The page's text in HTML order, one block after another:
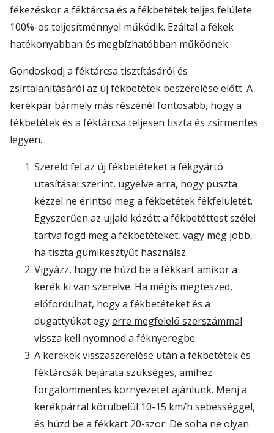
fékezéskor a féktárcsa és a fékbetétek teljes felülete
100%-os teljesítménnyel működik. Ezáltal a fékek
hatékonyabban és megbízhatóbban működnek.
Gondoskodj a féktárcsa tisztításáról és
zsírtalanításáról az új fékbetétek beszerelése előtt. A
kerékpár bármely más részénél fontosabb, hogy a
fékbetétek és a féktárcsa teljesen tiszta és zsírmentes
legyen.
Szereld fel az új fékbetéteket a fékgyártó
utasításai szerint, ügyelve arra, hogy puszta
kézzel ne érintsd meg a fékbetétek fékfelületét.
Egyszerűen az ujjaid között a fékbetéttest szélei
tartva fogd meg a fékbetéteket, vagy még jobb,
ha tiszta gumikesztyűt használsz.
Vigyázz, hogy ne húzd be a fékkart amikor a
kerék ki van szerelve. Ha mégis megteszed,
előfordulhat, hogy a fékbetéteket és a
dugattyúkat egyerre megfelelő szerszámmal
vissza kell nyomnod a féknyeregbe.
A kerekek visszaszerelése után a fékbetétek és
féktárcsák bejárata szükséges, amihez
forgalommentes környezetet ajánlunk. Menj a
kerékpárral körülbelül 10-15 km/h sebességgel,
és húzd be a fékkart 20-szor. De soha ne olyan